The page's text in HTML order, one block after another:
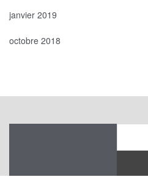
janvier 2019
octobre 2018